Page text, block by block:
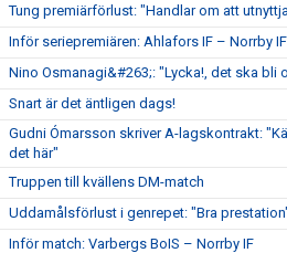
Tung premiärförlust: "Handlar om att
Inför seriepremiären: Ahlafors IF – Norrby IF
Nino Osmanagi&#263;: "Lycka!, det ska bli
Snart är det äntligen dags!
Gudni Ómarsson skriver A-lagskontrakt:
det här"
Truppen till kvällens DM-match
Uddamålsförlust i genrepet: "Bra
Inför match: Varbergs BoIS – Norrby IF